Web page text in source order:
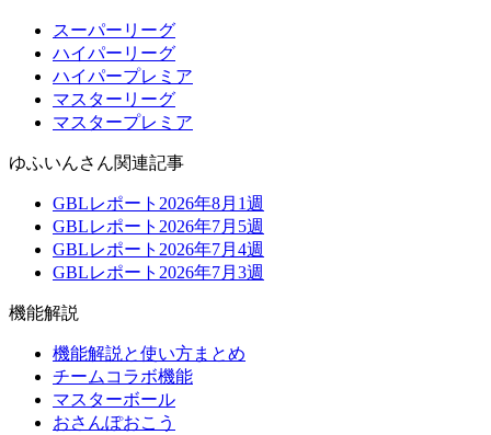
スーパーリーグ
ハイパーリーグ
ハイパープレミア
マスターリーグ
マスタープレミア
ゆふいんさん関連記事
GBLレポート2026年8月1週
GBLレポート2026年7月5週
GBLレポート2026年7月4週
GBLレポート2026年7月3週
機能解説
機能解説と使い方まとめ
チームコラボ機能
マスターボール
おさんぽおこう